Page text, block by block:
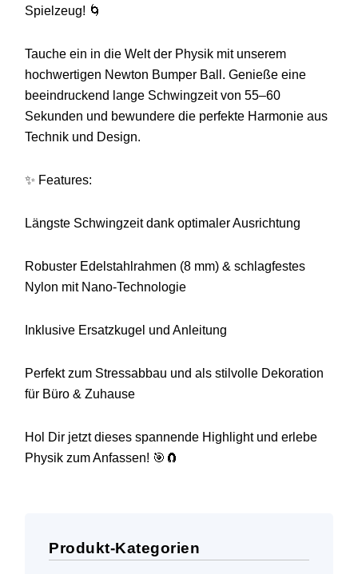
Spielzeug! 🌀
Tauche ein in die Welt der Physik mit unserem
hochwertigen Newton Bumper Ball. Genieße eine
beeindruckend lange Schwingzeit von 55–60
Sekunden und bewundere die perfekte Harmonie aus
Technik und Design.
✨ Features:
Längste Schwingzeit dank optimaler Ausrichtung
Robuster Edelstahlrahmen (8 mm) & schlagfestes
Nylon mit Nano-Technologie
Inklusive Ersatzkugel und Anleitung
Perfekt zum Stressabbau und als stilvolle Dekoration
für Büro & Zuhause
Hol Dir jetzt dieses spannende Highlight und erlebe
Physik zum Anfassen! 🎯🧲
Produkt-Kategorien